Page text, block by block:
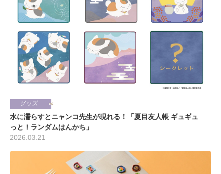
グッズ
水に濡らすとニャンコ先生が現れる！「夏目友人帳 ギュギュ
っと！ランダムはんかち」
2026.03.21